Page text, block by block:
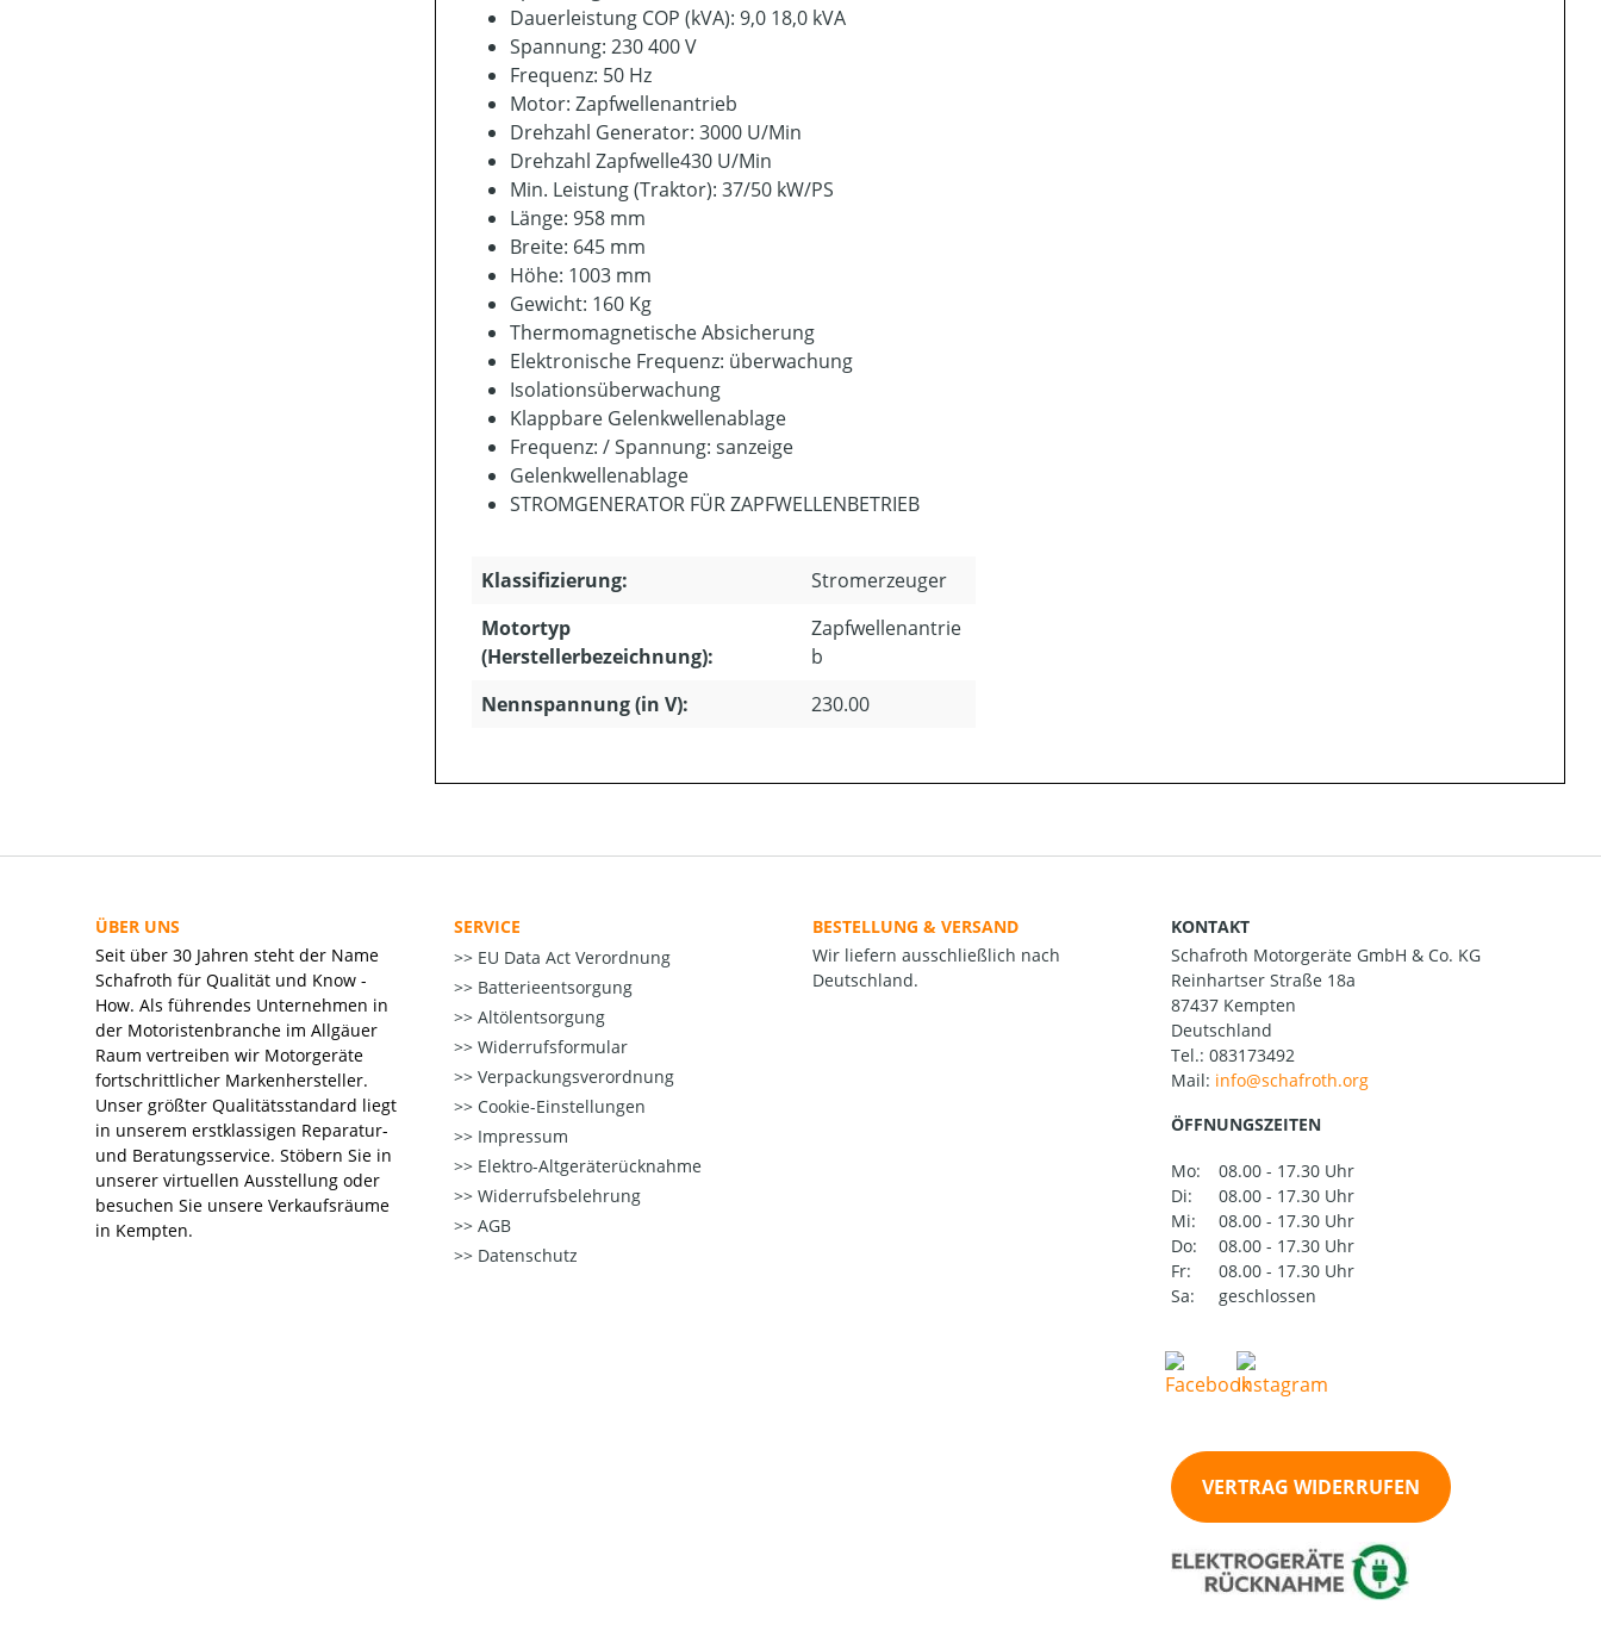
Dauerleistung COP (kVA): 9,0 18,0 kVA
Spannung: 230 400 V
Frequenz: 50 Hz
Motor: Zapfwellenantrieb
Drehzahl Generator: 3000 U/Min
Drehzahl Zapfwelle430 U/Min
Min. Leistung (Traktor): 37/50 kW/PS
Länge: 958 mm
Breite: 645 mm
Höhe: 1003 mm
Gewicht: 160 Kg
Thermomagnetische Absicherung
Elektronische Frequenz: überwachung
Isolationsüberwachung
Klappbare Gelenkwellenablage
Frequenz: / Spannung: sanzeige
Gelenkwellenablage
STROMGENERATOR FÜR ZAPFWELLENBETRIEB
Klassifizierung:
Stromerzeuger
Motortyp
(Herstellerbezeichnung):
Zapfwellenantrie
b
Nennspannung (in V):
230.00
ÜBER UNS
Seit über 30 Jahren steht der Name
Schafroth für Qualität und Know -
How. Als führendes Unternehmen in
der Motoristenbranche im Allgäuer
Raum vertreiben wir Motorgeräte
fortschrittlicher Markenhersteller.
Unser größter Qualitätsstandard liegt
in unserem erstklassigen Reparatur-
und Beratungsservice. Stöbern Sie in
unserer virtuellen Ausstellung oder
besuchen Sie unsere Verkaufsräume
in Kempten.
SERVICE
EU Data Act Verordnung
Batterieentsorgung
Altölentsorgung
Widerrufsformular
Verpackungsverordnung
Cookie-Einstellungen
Impressum
Elektro-Altgeräterücknahme
Widerrufsbelehrung
AGB
Datenschutz
BESTELLUNG & VERSAND
Wir liefern ausschließlich nach
Deutschland.
KONTAKT
Schafroth Motorgeräte GmbH & Co. KG
Reinhartser Straße 18a
87437 Kempten
Deutschland
Tel.: 083173492
Mail:
ÖFFNUNGSZEITEN
Mo:
08.00 - 17.30 Uhr
Di:
08.00 - 17.30 Uhr
Mi:
08.00 - 17.30 Uhr
Do:
08.00 - 17.30 Uhr
Fr:
08.00 - 17.30 Uhr
Sa:
geschlossen
VERTRAG WIDERRUFEN